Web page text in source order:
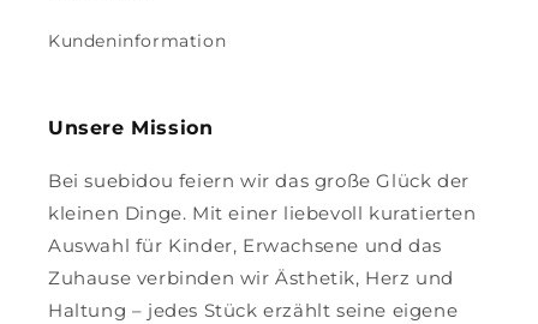
Kundeninformation
Unsere Mission
Bei suebidou feiern wir das große Glück der
kleinen Dinge. Mit einer liebevoll kuratierten
Auswahl für Kinder, Erwachsene und das
Zuhause verbinden wir Ästhetik, Herz und
Haltung – jedes Stück erzählt seine eigene